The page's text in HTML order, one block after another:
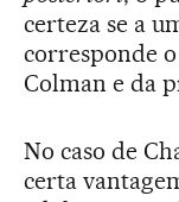
certeza se a
corresponde
Colman e da
No caso de
certa